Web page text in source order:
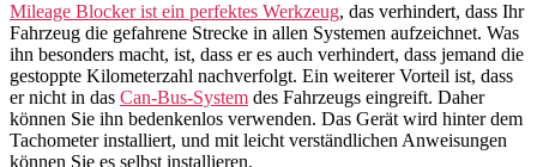
Mileage Blocker ist ein perfektes Werkzeug, das verhindert, dass Ihr
Fahrzeug die gefahrene Strecke in allen Systemen aufzeichnet. Was
ihn besonders macht, ist, dass er es auch verhindert, dass jemand die
gestoppte Kilometerzahl nachverfolgt. Ein weiterer Vorteil ist, dass
er nicht in das Can-Bus-System des Fahrzeugs eingreift. Daher
können Sie ihn bedenkenlos verwenden. Das Gerät wird hinter dem
Tachometer installiert, und mit leicht verständlichen Anweisungen
können Sie es selbst installieren.